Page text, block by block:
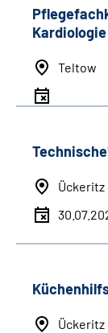
Kardiologie
Teltow
Ückeritz
Ückeritz